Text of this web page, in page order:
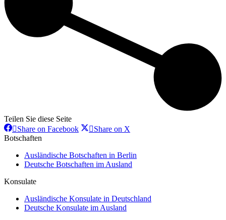
Teilen Sie diese Seite
Share on FacebookShareShare on X
Botschaften
Ausländische Botschaften in Berlin
Deutsche Botschaften im Ausland
Konsulate
Ausländische Konsulate in Deutschland
Deutsche Konsulate im Ausland